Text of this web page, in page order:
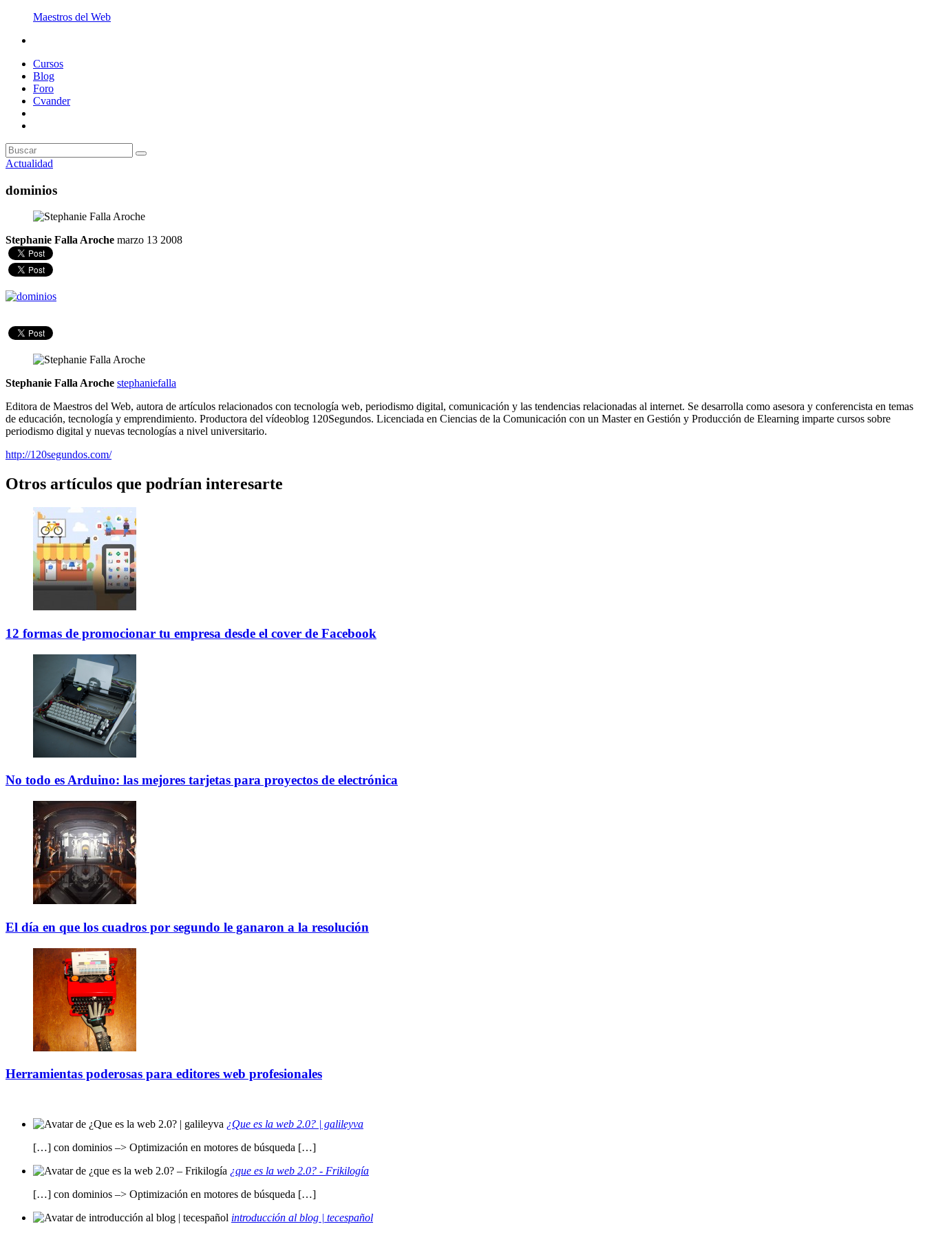
Maestros del Web
Cursos
Blog
Foro
Cvander
Actualidad
dominios
Stephanie Falla Aroche marzo 13 2008
Stephanie Falla Aroche stephaniefalla
Editora de Maestros del Web, autora de artículos relacionados con tecnología web, periodismo digital, comunicación y las tendencias relacionadas al internet. Se desarrolla como asesora y conferencista en temas
de educación, tecnología y emprendimiento. Productora del vídeoblog 120Segundos. Licenciada en Ciencias de la Comunicación con un Master en Gestión y Producción de Elearning imparte cursos sobre
periodismo digital y nuevas tecnologías a nivel universitario.
http://120segundos.com/
Otros artículos que podrían interesarte
12 formas de promocionar tu empresa desde el cover de Facebook
No todo es Arduino: las mejores tarjetas para proyectos de electrónica
El día en que los cuadros por segundo le ganaron a la resolución
Herramientas poderosas para editores web profesionales
¿Que es la web 2.0? | galileyva
[…] con dominios –> Optimización en motores de búsqueda […]
¿que es la web 2.0? - Frikilogía
[…] con dominios –> Optimización en motores de búsqueda […]
introducción al blog | tecespañol